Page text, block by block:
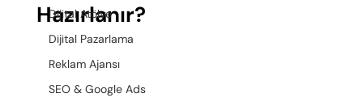
Dijital Atölye
Dijital Pazarlama
Reklam Ajansı
SEO & Google Ads
Hazırlanır?